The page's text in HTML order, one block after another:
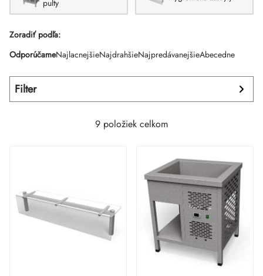
pulty
Zoradiť podľa:
Radenie
produktov
OdporúčameNajlacnejšieNajdrahšieNajpredávanejšieAbecedne
Filter
9 položiek celkom
Výpis
produktov